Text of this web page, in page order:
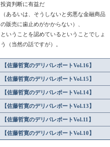
投資判断に有益だ
（あるいは、そうしないと劣悪な金融商品
の販売に歯止めがかからない）、
ということを認めているということでしょ
う（当然の話ですが）。
【佐藤哲寛のデリバレ​ポートVol.16】​
【佐藤哲寛のデリバレ​ポートVol.15】​
【佐藤哲寛のデリバレ​ポートVol.14】​
【佐藤哲寛のデリバレ​ポートVol.13】​
【佐藤哲寛のデリバレポートVol.11】
【佐藤哲寛のデリバレポートVol.10】